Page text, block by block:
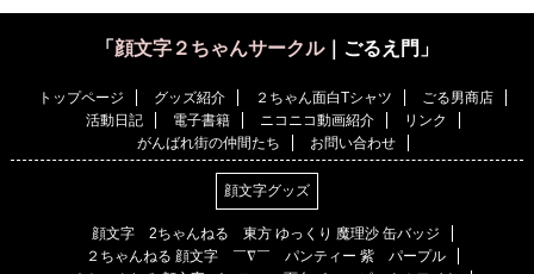
「 顔文字２ちゃんサークル｜ごるえ門」
トップページ グッズ紹介 ２ちゃん面白Tシャツ
ごる男商店
活動日記
電子書籍 ニコニコ動画紹介
リンク
がんばれ街の仲間たち
お問い合わせ
顔文字グッズ
顔文字 2ちゃんねる 東方 ゆっくり 魔理沙 缶バッジ
２ちゃんねる 顔文字 ￣∇￣ パンティー 紫 パープル